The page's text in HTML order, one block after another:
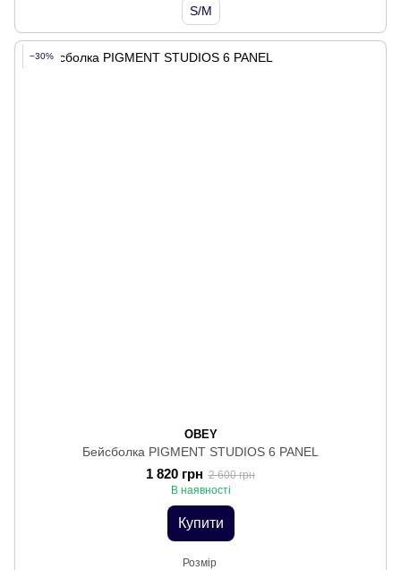
S/M
−30%
OBEY
Бейсболка PIGMENT STUDIOS 6 PANEL
1 820 грн 2 600 грн
В наявності
Купити
Розмір